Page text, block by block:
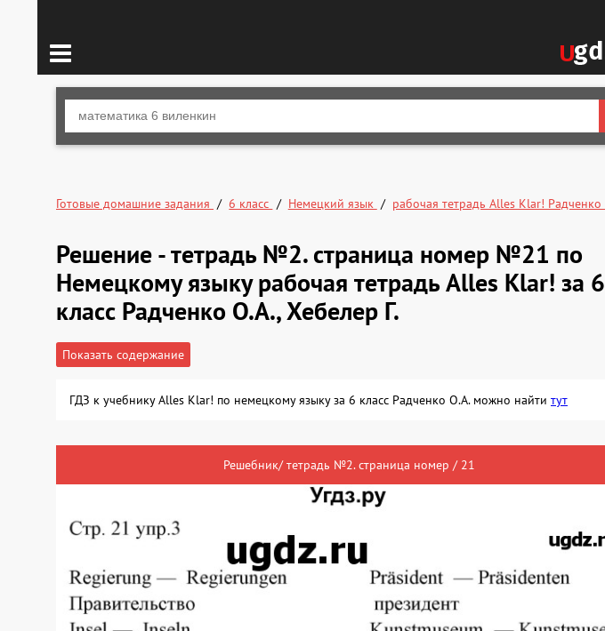
Готовые домашние задания 6 класс Немецкий язык рабочая тетрадь Alles Klar! Радченко
Решение - тетрадь №2. страница номер №21 по
Немецкому языку рабочая тетрадь Alles Klar! за 6
класс Радченко О.А., Хебелер Г.
Показать содержание
ГДЗ к учебнику Alles Klar! по немецкому языку за 6 класс Радченко О.А. можно найти тут
Решебник/ тетрадь №2. страница номер / 21